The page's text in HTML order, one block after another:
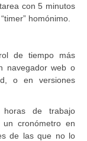
con 5 minutos
homónimo.
de tiempo más
navegador web o
o en versiones
horas de trabajo
cronómetro en
de las que no lo